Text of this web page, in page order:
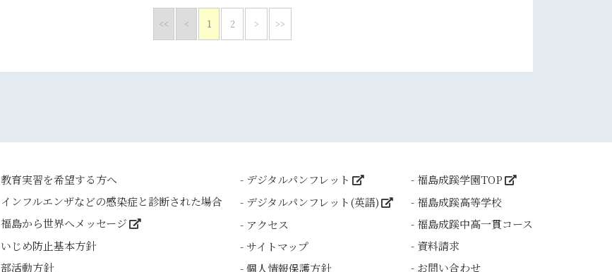
<< < 1 2 > >>
教育実習を希望する方へ
インフルエンザなどの感染症と診断された場合
福島から世界へメッセージ
いじめ防止基本方針
部活動方針
デジタルパンフレット
デジタルパンフレット(英語)
アクセス
サイトマップ
個人情報保護方針
福島成蹊学園TOP
福島成蹊高等学校
福島成蹊中高一貫コース
資料請求
お問い合わせ